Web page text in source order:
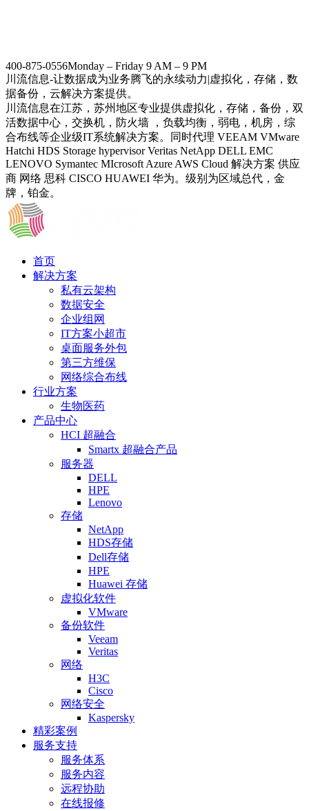
400-875-0556Monday – Friday 9 AM – 9 PM
川流信息-让数据成为业务腾飞的永续动力|虚拟化，存储，数
据备份，云解决方案提供。
川流信息在江苏，苏州地区专业提供虚拟化，存储，备份，双
活数据中心，交换机，防火墙 ，负载均衡，弱电，机房，综
合布线等企业级IT系统解决方案。同时代理 VEEAM VMware
Hatchi HDS Storage hypervisor Veritas NetApp DELL EMC
LENOVO Symantec MIcrosoft Azure AWS Cloud 解决方案 供应
商 网络 思科 CISCO HUAWEI 华为。级别为区域总代，金
牌，铂金。
首页
解决方案
私有云架构
数据安全
企业组网
IT方案小超市
桌面服务外包
第三方维保
网络综合布线
行业方案
生物医药
产品中心
HCI 超融合
Smartx 超融合产品
服务器
DELL
HPE
Lenovo
存储
NetApp
HDS存储
Dell存储
HPE
Huawei 存储
虚拟化软件
VMware
备份软件
Veeam
Veritas
网络
H3C
Cisco
网络安全
Kaspersky
精彩案例
服务支持
服务体系
服务内容
远程协助
在线报修